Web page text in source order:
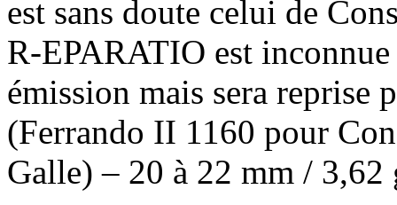
est sans doute celui de
R-EPARATIO est
émission mais sera reprise
(Ferrando II 1160 pour
Galle) – 20 à 22 mm /